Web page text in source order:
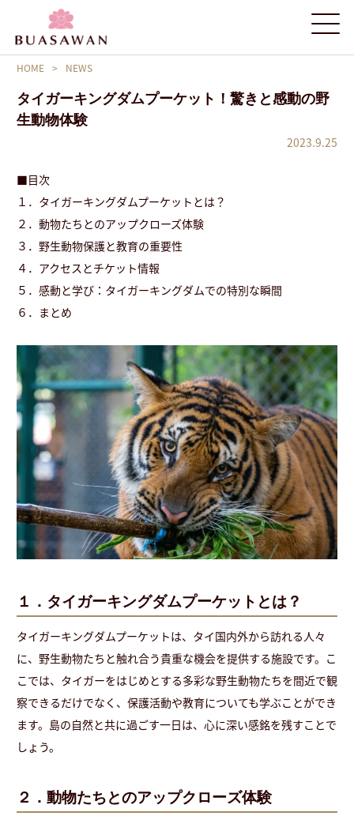
HOME > NEWS
タイガーキングダムプーケット！驚きと感動の野
生動物体験
2023.9.25
■目次
１．タイガーキングダムプーケットとは？
２．動物たちとのアップクローズ体験
３．野生動物保護と教育の重要性
４．アクセスとチケット情報
５．感動と学び：タイガーキングダムでの特別な瞬間
６．まとめ
１．タイガーキングダムプーケットとは？
タイガーキングダムプーケットは、タイ国内外から訪れる人々
に、野生動物たちと触れ合う貴重な機会を提供する施設です。こ
こでは、タイガーをはじめとする多彩な野生動物たちを間近で観
察できるだけでなく、保護活動や教育についても学ぶことができ
ます。島の自然と共に過ごす一日は、心に深い感銘を残すことで
しょう。
２．動物たちとのアップクローズ体験